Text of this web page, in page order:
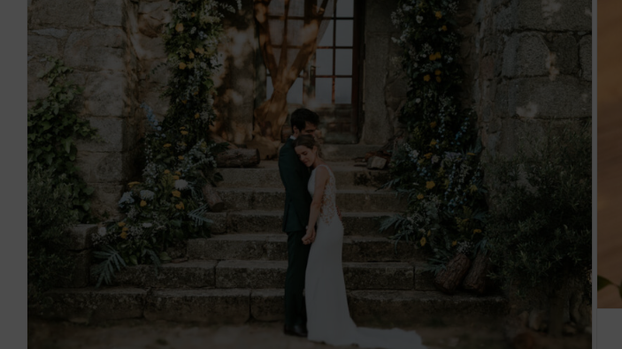
Protocolo para bodas: 10 reglas básicas para
principiantes